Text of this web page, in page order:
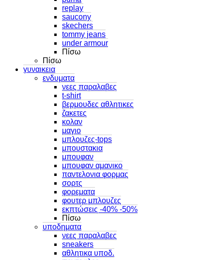
replay
saucony
skechers
tommy jeans
under armour
Πίσω
Πίσω
γυναικεια
ενδυματα
νεες παραλαβες
t-shirt
βερμουδες αθλητικες
ζακετες
κολαν
μαγιο
μπλουζες-tops
μπουστακια
μπουφαν
μπουφαν αμανικο
παντελονια φορμας
σορτς
φορεματα
φουτερ μπλουζες
εκπτώσεις -40% -50%
Πίσω
υποδηματα
νεες παραλαβες
sneakers
αθλητικα υποδ.